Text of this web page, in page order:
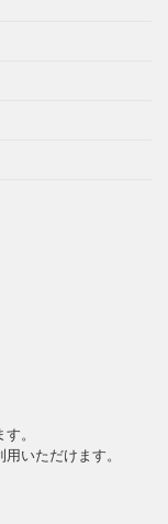
。
いただけます。